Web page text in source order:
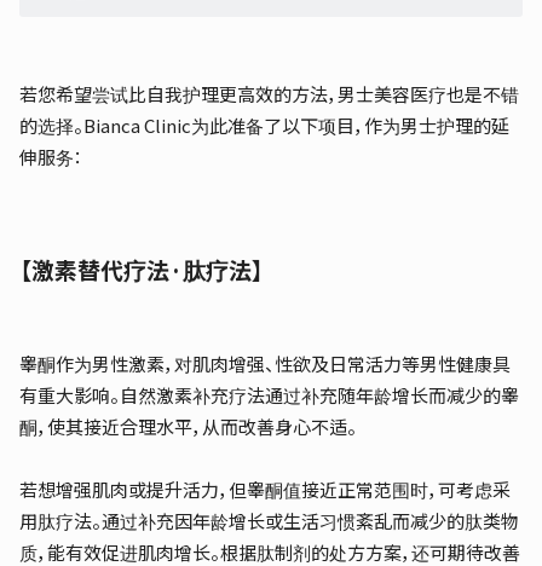
若您希望尝试比自我护理更高效的方法，男士美容医疗也是不错
的选择。Bianca Clinic为此准备了以下项目，作为男士护理的延
伸服务：
【激素替代疗法·肽疗法】
睾酮作为男性激素，对肌肉增强、性欲及日常活力等男性健康具
有重大影响。自然激素补充疗法通过补充随年龄增长而减少的睾
酮，使其接近合理水平，从而改善身心不适。
若想增强肌肉或提升活力，但睾酮值接近正常范围时，可考虑采
用肽疗法。通过补充因年龄增长或生活习惯紊乱而减少的肽类物
质，能有效促进肌肉增长。根据肽制剂的处方方案，还可期待改善